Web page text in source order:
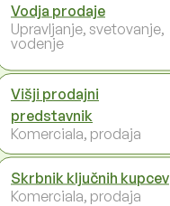
Vodja prodaje
Upravljanje, svetovanje,
vodenje
Višji prodajni
predstavnik
Komerciala, prodaja
Skrbnik ključnih kupcev
Komerciala, prodaja